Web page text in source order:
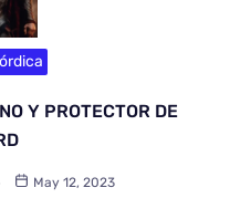
Y PROTECTOR DE
May 12, 2023